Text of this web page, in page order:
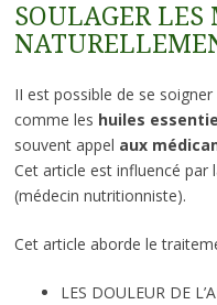
SOULAGER LES
II est possible de se
comme les huiles
souvent appel aux
Cet article est influencé par
(médecin nutritionniste).
Cet article aborde le
LES DOULEUR DE